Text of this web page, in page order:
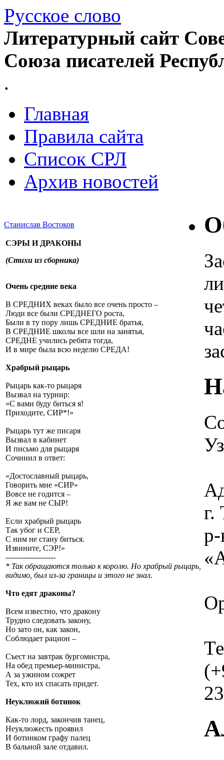
Русское слово
Литературный сайт
Союза писателей
.
Главная
Правила сайта
Список СРЛ
Архив новостей
Станислав Востоков
СЭРЫ И ДРАКОНЫ
(Стихи из сборника)
Очень средние века
В СРЕДНИХ веках было все очень просто –
Люди все были СРЕДНЕГО роста,
Были в ту пору лишь СРЕДНИЕ братья,
В СРЕДНИЕ школы все шли на занятья,
СРЕДНЕ учились ребята тогда,
И в мире была всю неделю СРЕДА!
Храбрый рыцарь
Рыцарь как-то рыцаря
Вызвал на турнир:
«С вами буду биться я!
Приходите, СИР*!»
Рыцарь тут же писаря
Вызвал в кабинет
И письмо для рыцаря
Сочинил в ответ:
«Достославный рыцарь,
Говорить мне «СИР»
Вовсе не годится –
Я же вам не СЫР!
Если храбрый рыцарь
Так убог и СЕР,
С ним не стану биться.
Извините, СЭР!»
--------------------
* Так обращаются только к королю. Но храбрый рыцарь,
видимо, был из-за границы и этого не знал.
Что едят драконы?
Всем известно, что дракону
Трудно следовать закону,
Но зато он, как закон,
Соблюдает рацион –
Съест на завтрак бургомистра,
На обед премьер-министра,
А за ужином сожрет
Тех, кто их спасать придет.
Неуклюжий ботинок
Как-то лорд, закончив танец,
Неуклюжесть проявил
И ботинком графу палец
В бальной зале отдавил.